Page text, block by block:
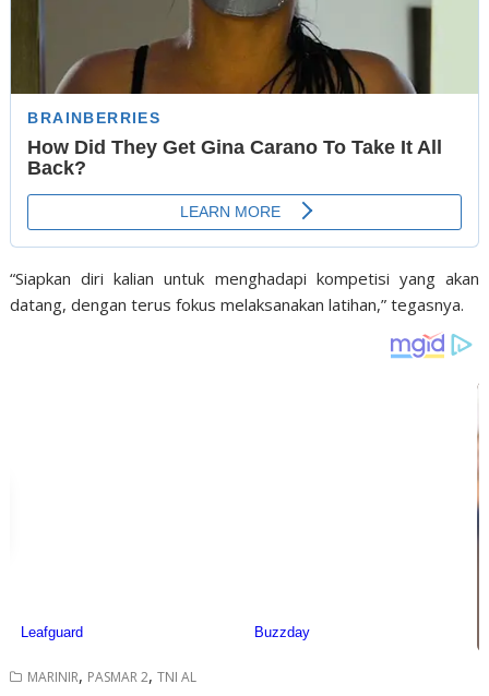
“Siapkan diri kalian untuk menghadapi kompetisi yang akan
datang, dengan terus fokus melaksanakan latihan,” tegasnya.
MARINIR, PASMAR 2,TNI AL